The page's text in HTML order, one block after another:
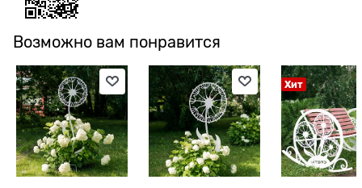
Возможно вам понравится
Хит